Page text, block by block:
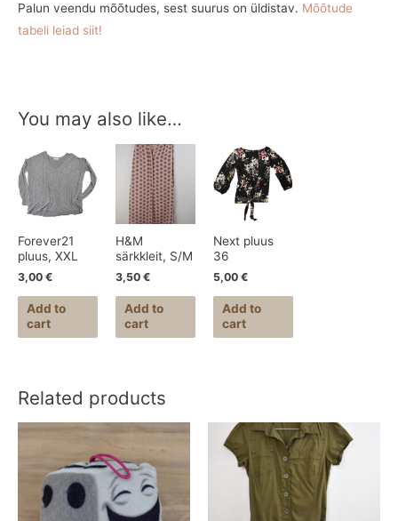
Palun veendu mõõtudes, sest suurus on üldistav. Mõõtude
tabeli leiad siit!
You may also like…
Forever21
pluus, XXL
3,00 €
Add to
cart
H&M
särkkleit, S/M
3,50 €
Add to
cart
Next pluus
36
5,00 €
Add to
cart
Related products